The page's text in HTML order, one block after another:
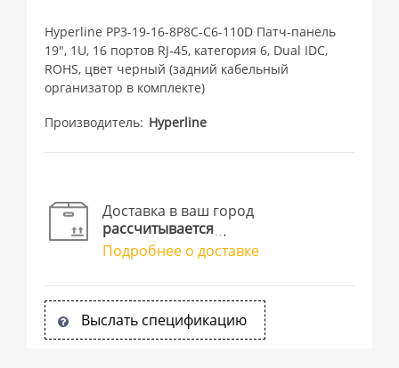
Hyperline PP3-19-16-8P8C-C6-110D Патч-панель
19", 1U, 16 портов RJ-45, категория 6, Dual IDC,
ROHS, цвет черный (задний кабельный
организатор в комплекте)
Производитель Hyperline
Доставка в ваш город
рассчитывается
Подробнее о доставке
Выслать спецификацию